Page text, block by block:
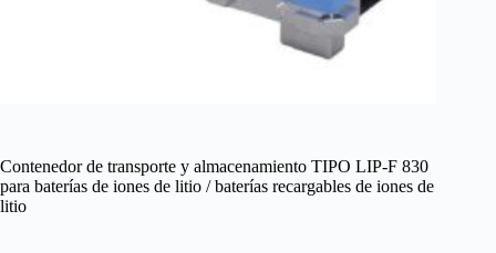
Contenedor de transporte y almacenamiento TIPO LIP-F 830
para baterías de iones de litio / baterías recargables de iones de
litio